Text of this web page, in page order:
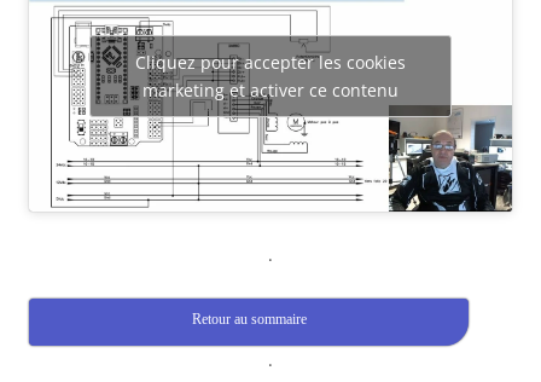
Cliquez pour accepter les cookies
marketing et activer ce contenu
.
Retour au sommaire
.